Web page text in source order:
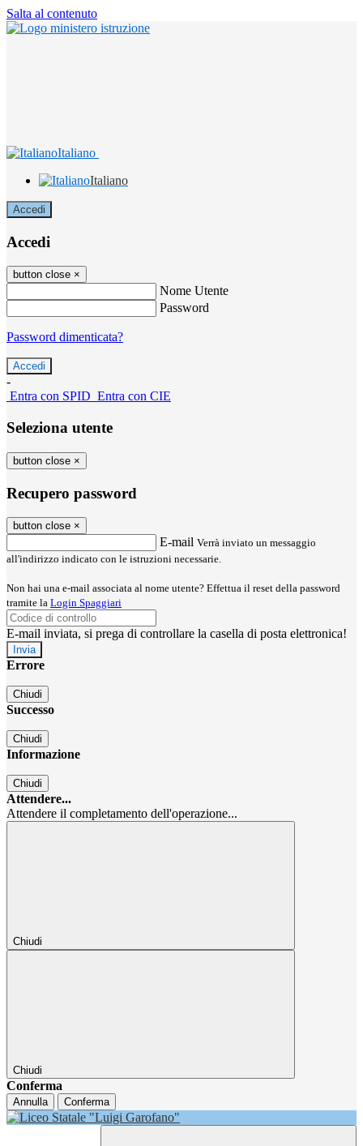
Salta al contenuto
Italiano
Italiano
Accedi
Accedi
button close ×
Nome Utente
Password
Password dimenticata?
-
Entra con SPID Entra con CIE
Seleziona utente
button close ×
Recupero password
button close ×
E-mail Verrà inviato un messaggio
all'indirizzo indicato con le istruzioni necessarie.
Non hai una e-mail associata al nome utente? Effettua il reset della password
tramite la Login Spaggiari
E-mail inviata, si prega di controllare la casella di posta elettronica!
Errore
Chiudi
Successo
Chiudi
Informazione
Chiudi
Attendere...
Attendere il completamento dell'operazione...
Chiudi
Chiudi
Conferma
Annulla Conferma